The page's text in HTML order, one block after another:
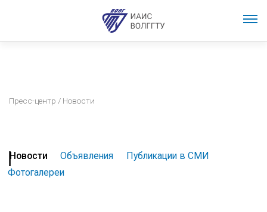
Пресс-центр / Новости
Новости Объявления
Публикации в СМИ
Фотогалереи